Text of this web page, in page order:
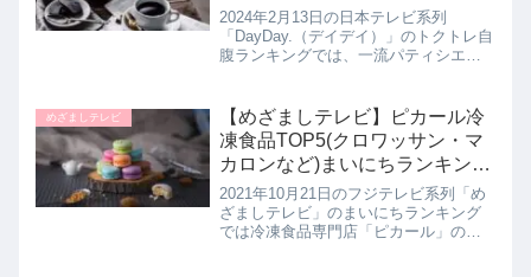
月13日【デイデイ】
2024年2月13日の日本テレビ系列
「DayDay.（デイデイ）」のトクトレ自
腹ランキングでは、一流パティシエが
で詳しく紹介します。>>DayDay記事一
覧はこちらシャトレ...
めざましテレビ
【めざましテレビ】ピカール冷
凍食品TOP5(クロワッサン・マ
カロンなど)まいにちランキング
｜10月21日
2021年10月21日のフジテレビ系列「め
ざましテレビ」のまいにちランキング
では冷凍食品専門店「ピカール」の人